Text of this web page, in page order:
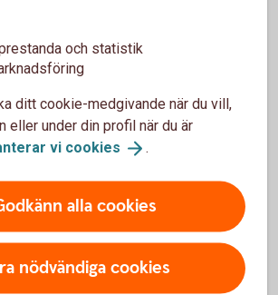
leasa eller köpa på avbetalning
företagets förutsättningar och mål.
enklare att hitta en lösning som
verksamheten, säger Jörgen
på Swedbank.
ni väljer är det viktigt att
företagets långsiktiga utveckling och
framtida investeringar.
och statistik
ditt cookie-medgivande när du vill,
eller under din profil när du är
vi cookies .
alla cookies
nödvändiga cookies